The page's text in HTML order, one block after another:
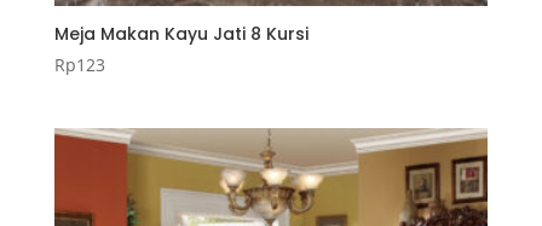
Meja Makan Kayu Jati 8 Kursi
Rp123